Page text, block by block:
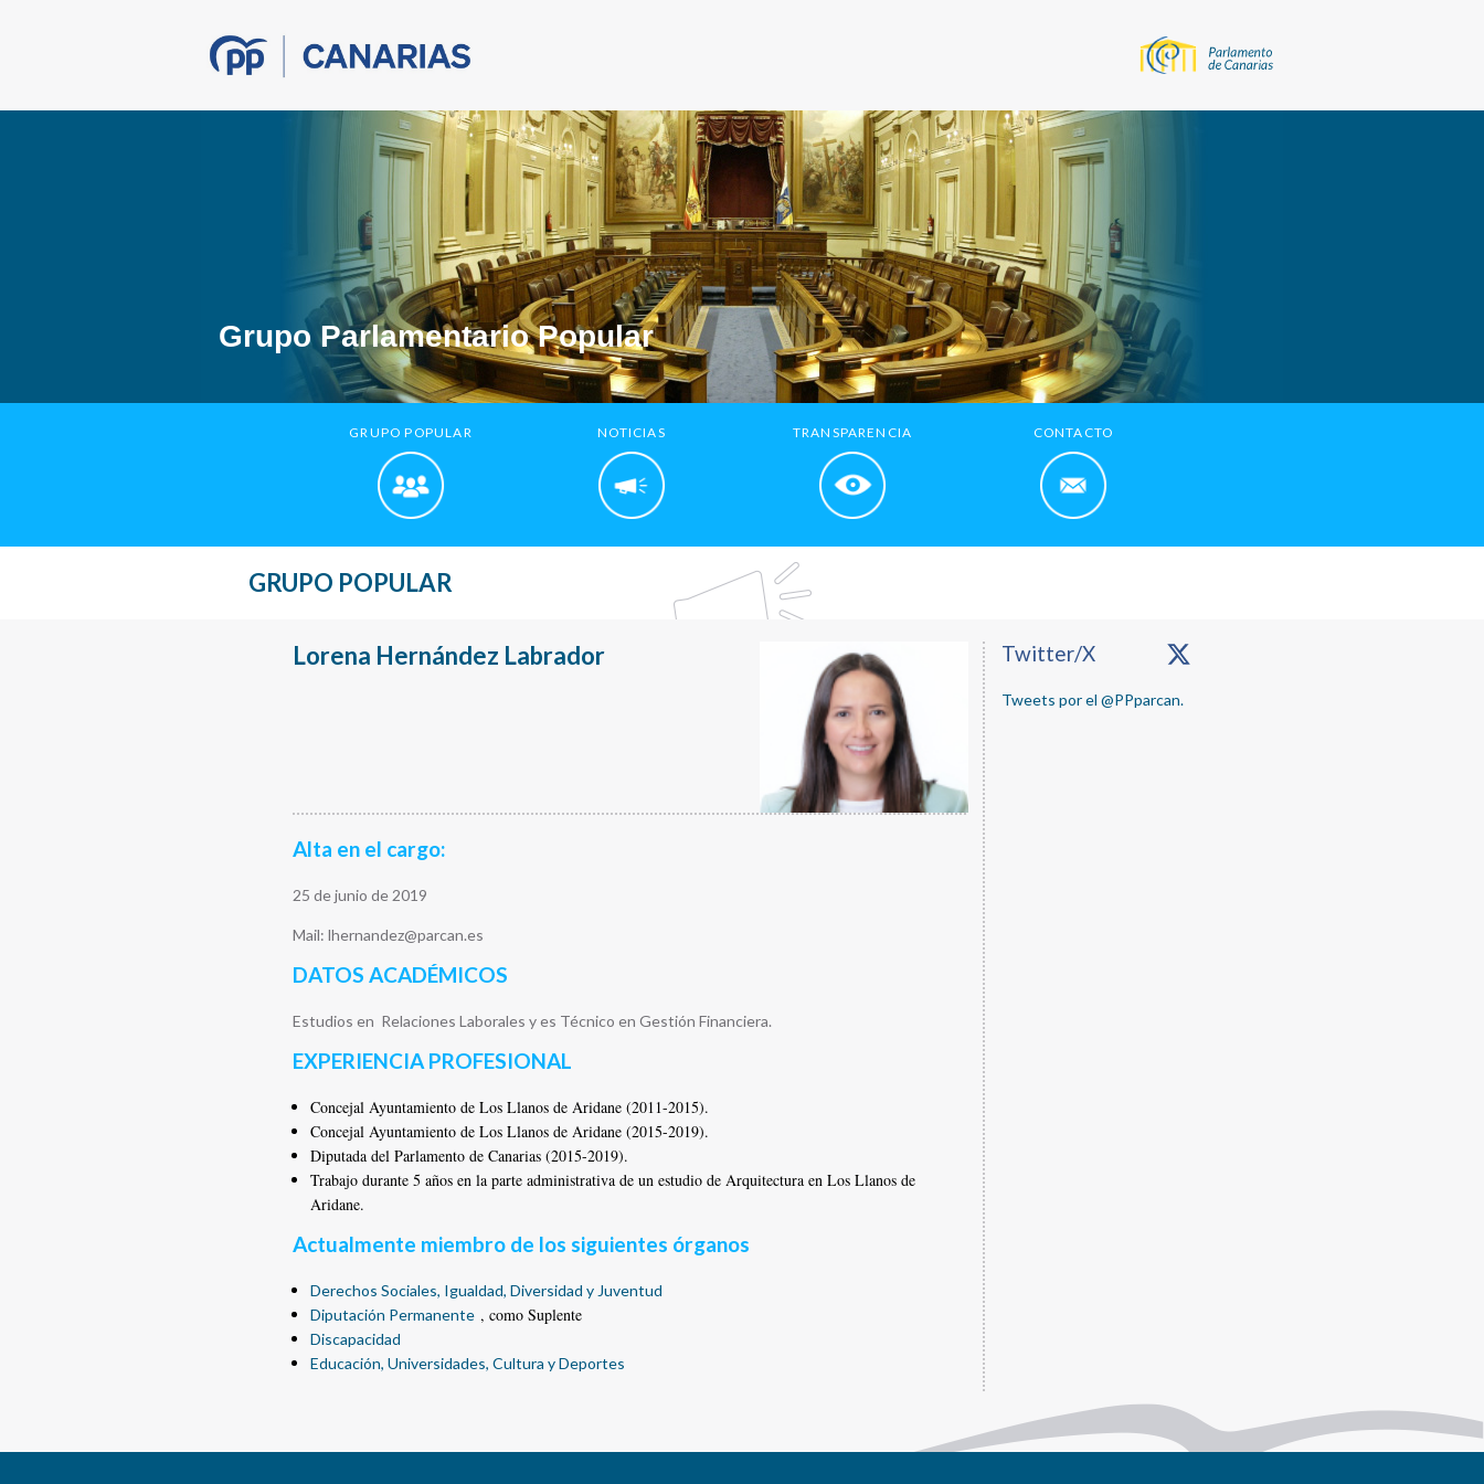
Grupo Parlamentario Popular
GRUPO POPULAR NOTICIAS TRANSPARENCIA CONTACTO
GRUPO POPULAR
Lorena Hernández Labrador
Alta en el cargo:
25 de junio de 2019
Mail: lhernandez@parcan.es
DATOS ACADÉMICOS
Estudios en Relaciones Laborales y es Técnico en Gestión Financiera.
EXPERIENCIA PROFESIONAL
Concejal Ayuntamiento de Los Llanos de Aridane (2011-2015).
Concejal Ayuntamiento de Los Llanos de Aridane (2015-2019).
Diputada del Parlamento de Canarias (2015-2019).
Trabajo durante 5 años en la parte administrativa de un estudio de Arquitectura en Los Llanos de
Aridane.
Actualmente miembro de los siguientes órganos
Derechos Sociales, Igualdad, Diversidad y Juventud
Diputación Permanente , como Suplente
Discapacidad
Educación, Universidades, Cultura y Deportes
Primary
Twitter/X
Tweets por el @PPparcan.